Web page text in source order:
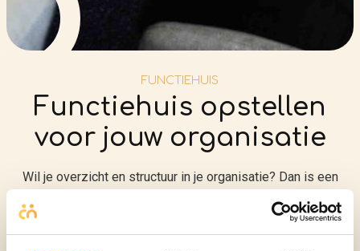
FUNCTIEHUIS
Functiehuis opstellen
voor jouw organisatie
Wil je overzicht en structuur in je organisatie? Dan is een
goed functiehuis onmisbaar. Met duidelijke
functiebeschrijvingen, functieprofielen en